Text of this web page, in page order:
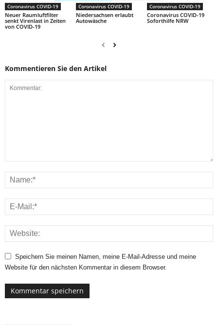
Coronavirus COVID-19
Neuer Raumluftfilter
senkt Virenlast in Zeiten
von COVID-19
Coronavirus COVID-19
Niedersachsen erlaubt
Autowäsche
Coronavirus COVID-19
Coronavirus COVID-19
Soforthilfe NRW
Kommentieren Sie den Artikel
Speichern Sie meinen Namen, meine E-Mail-Adresse und meine
Website für den nächsten Kommentar in diesem Browser.